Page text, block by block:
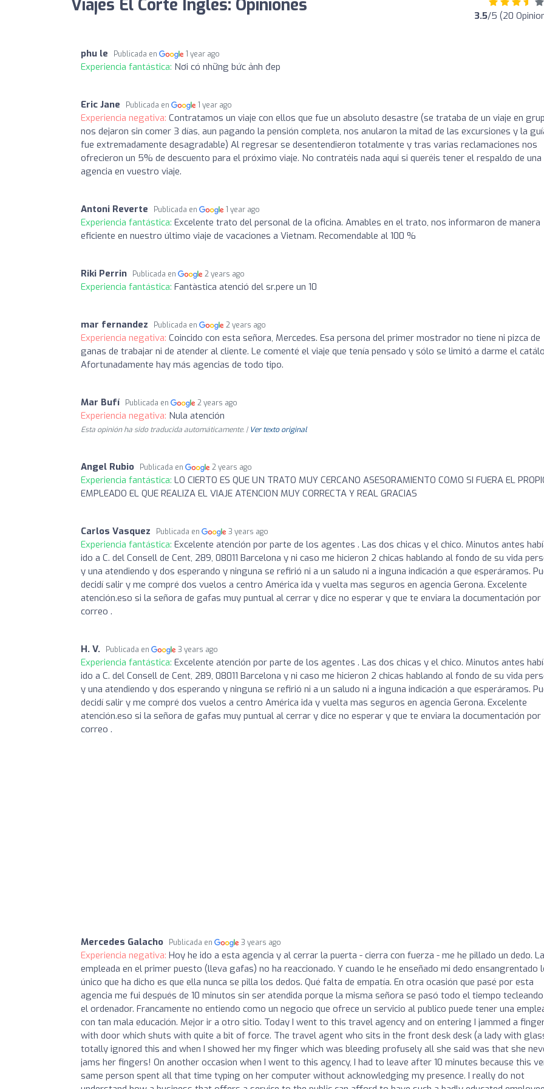
Viajes El Corte Inglés: Opiniones 3.5/5 (20
phu le Publicada en 1 year ago
Experiencia fantástica: Nơi có những bức ảnh đep
Eric Jane Publicada en 1 year ago
Experiencia negativa: Contratamos un viaje con ellos que fue un absoluto desastre (se trataba de un viaje en
nos dejaron sin comer 3 días, aun pagando la pensión completa, nos anularon la mitad de las excursiones y la
fue extremadamente desagradable) Al regresar se desentendieron totalmente y tras varias reclamaciones nos
ofrecieron un 5% de descuento para el próximo viaje. No contratéis nada aqui si queréis tener el respaldo de una
agencia en vuestro viaje.
Antoni Reverte Publicada en 1 year ago
Experiencia fantástica: Excelente trato del personal de la oficina. Amables en el trato, nos informaron de manera
eficiente en nuestro último viaje de vacaciones a Vietnam. Recomendable al 100 %
Riki Perrin Publicada en 2 years ago
Experiencia fantástica: Fantàstica atenció del sr.pere un 10
mar fernandez Publicada en 2 years ago
Experiencia negativa: Coincido con esta señora, Mercedes. Esa persona del primer mostrador no tiene ni pizca de
ganas de trabajar ni de atender al cliente. Le comenté el viaje que tenía pensado y sólo se limitó a darme el
Afortunadamente hay más agencias de todo tipo.
Mar Bufí Publicada en 2 years ago
Experiencia negativa: Nula atención
Esta opinión ha sido traducida automáticamente. | Ver texto original
Angel Rubio Publicada en 2 years ago
Experiencia fantástica: LO CIERTO ES QUE UN TRATO MUY CERCANO ASESORAMIENTO COMO SI FUERA EL
EMPLEADO EL QUE REALIZA EL VIAJE ATENCION MUY CORRECTA Y REAL GRACIAS
Carlos Vasquez Publicada en 3 years ago
Experiencia fantástica: Excelente atención por parte de los agentes . Las dos chicas y el chico. Minutos antes
ido a C. del Consell de Cent, 289, 08011 Barcelona y ni caso me hicieron 2 chicas hablando al fondo de su vida
y una atendiendo y dos esperando y ninguna se refirió ni a un saludo ni a inguna indicación a que esperáramos.
decidí salir y me compré dos vuelos a centro América ida y vuelta mas seguros en agencia Gerona. Excelente
atención.eso si la señora de gafas muy puntual al cerrar y dice no esperar y que te enviara la documentación por
correo .
H. V. Publicada en 3 years ago
Experiencia fantástica: Excelente atención por parte de los agentes . Las dos chicas y el chico. Minutos antes
ido a C. del Consell de Cent, 289, 08011 Barcelona y ni caso me hicieron 2 chicas hablando al fondo de su vida
y una atendiendo y dos esperando y ninguna se refirió ni a un saludo ni a inguna indicación a que esperáramos.
decidí salir y me compré dos vuelos a centro América ida y vuelta mas seguros en agencia Gerona. Excelente
atención.eso si la señora de gafas muy puntual al cerrar y dice no esperar y que te enviara la documentación por
correo .
Mercedes Galacho Publicada en 3 years ago
Experiencia negativa: Hoy he ido a esta agencia y al cerrar la puerta - cierra con fuerza - me he pillado un dedo. La
empleada en el primer puesto (lleva gafas) no ha reaccionado. Y cuando le he enseñado mi dedo ensangrentado
único que ha dicho es que ella nunca se pilla los dedos. Qué falta de empatía. En otra ocasión que pasé por esta
agencia me fui después de 10 minutos sin ser atendida porque la misma señora se pasó todo el tiempo
el ordenador. Francamente no entiendo como un negocio que ofrece un servicio al publico puede tener una
con tan mala educación. Mejor ir a otro sitio. Today I went to this travel agency and on entering I jammed a
with door which shuts with quite a bit of force. The travel agent who sits in the front desk desk (a lady with
totally ignored this and when I showed her my finger which was bleeding profusely all she said was that she
jams her fingers! On another occasion when I went to this agency, I had to leave after 10 minutes because this
same person spent all that time typing on her computer without acknowledging my presence. I really do not